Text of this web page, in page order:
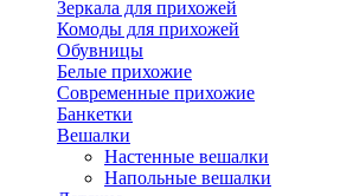
Зеркала для прихожей
Комоды для прихожей
Обувницы
Белые прихожие
Современные прихожие
Банкетки
Вешалки
Настенные вешалки
Напольные вешалки